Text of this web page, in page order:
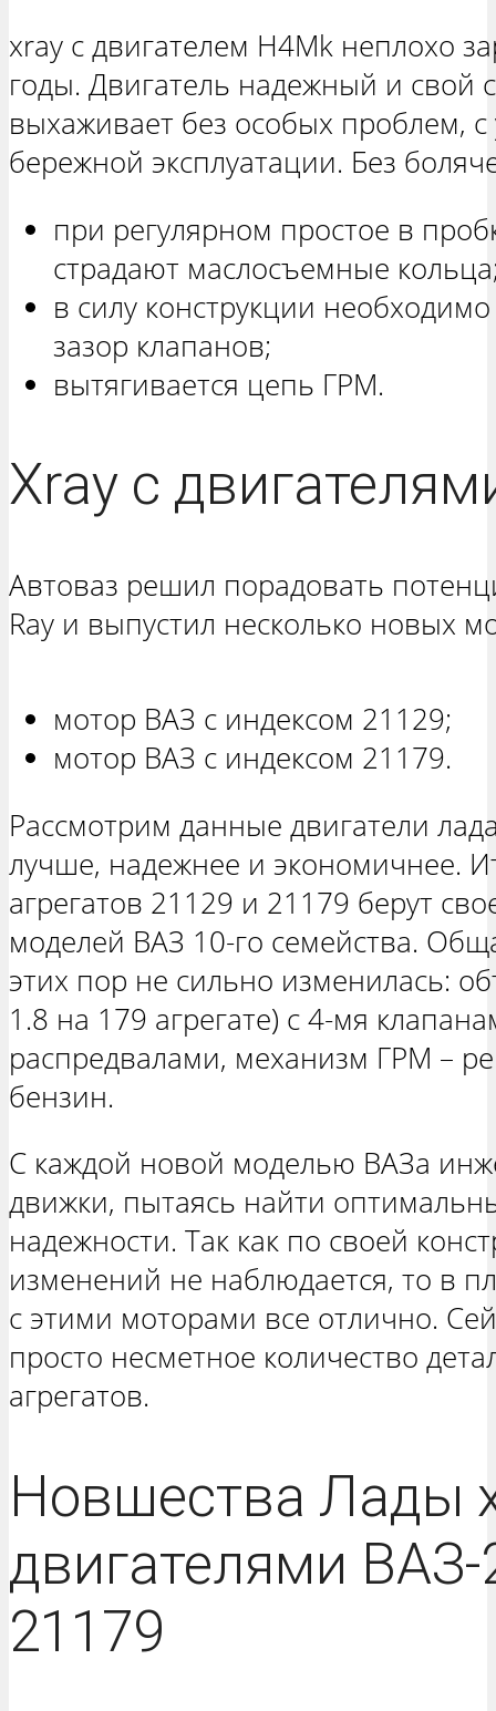
xray с двигателем H4Mk неплохо
годы. Двигатель надежный и свой
выхаживает без особых проблем,
бережной эксплуатации. Без
при регулярном простое в
страдают маслосъемные
в силу конструкции
зазор клапанов;
вытягивается цепь ГРМ.
Xray с
Автоваз решил порадовать
Ray и выпустил несколько новых
мотор ВАЗ с индексом 21129;
мотор ВАЗ с индексом 21179.
Рассмотрим данные двигатели
лучше, надежнее и экономичнее.
агрегатов 21129 и 21179 берут
моделей ВАЗ 10-го семейства.
этих пор не сильно изменилась:
1.8 на 179 агрегате) с 4-мя
распредвалами, механизм ГРМ –
бензин.
С каждой новой моделью ВАЗа
движки, пытаясь найти
надежности. Так как по своей
изменений не наблюдается, то в
с этими моторами все отлично.
просто несметное количество
агрегатов.
Новшества Лады
двигателями
21179